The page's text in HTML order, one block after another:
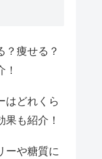
？痩せる？
はどれくら
も紹介！
ーや糖質に